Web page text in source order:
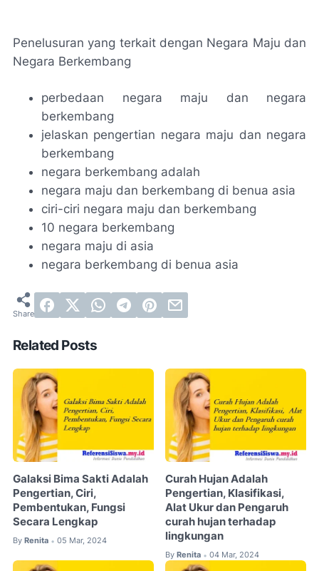
Penelusuran yang terkait dengan Negara Maju dan
Negara Berkembang
perbedaan negara maju dan negara
berkembang
jelaskan pengertian negara maju dan negara
berkembang
negara berkembang adalah
negara maju dan berkembang di benua asia
ciri-ciri negara maju dan berkembang
10 negara berkembang
negara maju di asia
negara berkembang di benua asia
Related Posts
Galaksi Bima Sakti Adalah
Pengertian, Ciri,
Pembentukan, Fungsi
Secara Lengkap
By Renita • 05 Mar, 2024
Curah Hujan Adalah
Pengertian, Klasifikasi,
Alat Ukur dan Pengaruh
curah hujan terhadap
lingkungan
By Renita • 04 Mar, 2024